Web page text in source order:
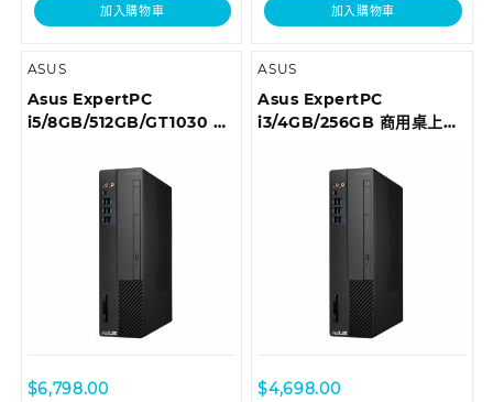
加入購物車 加入購物車
ASUS
Asus ExpertPC
i5/8GB/512GB/GT1030 商
I59400003T
$6,798.00
ASUS
Asus ExpertPC
i3/4GB/256GB 商用桌上型
I39100013T
$4,698.00